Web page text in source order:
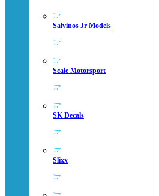
Salvinos Jr Models
Scale Motorsport
SK Decals
Slixx